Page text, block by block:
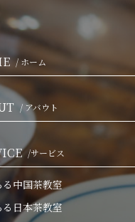
/ ホーム
/ アバウト
/サービス
中国茶教室
日本茶教室